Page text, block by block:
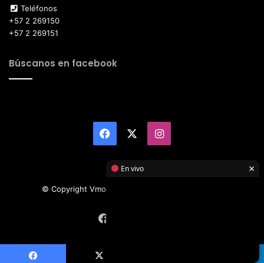
Teléfonos
+57 2 269150
+57 2 269151
Búscanos en facebook
Facebook Instagram
© Copyright Vmotor TI 2026, All Rights Reserved
En vivo ×